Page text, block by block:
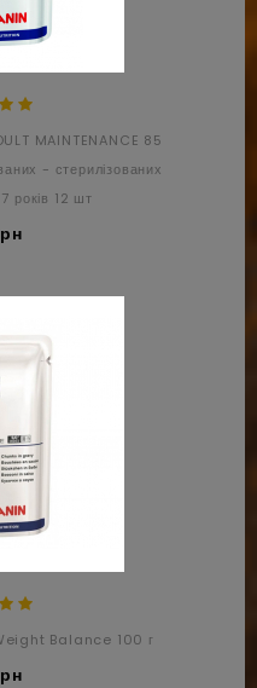
MAINTENANCE 85
- стерилізованих
років 12 шт
Balance 100 г